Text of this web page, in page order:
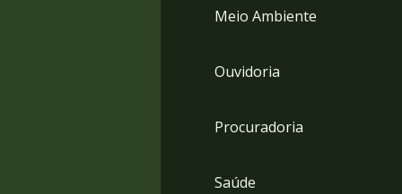
Meio Ambiente
Ouvidoria
Procuradoria
Saúde